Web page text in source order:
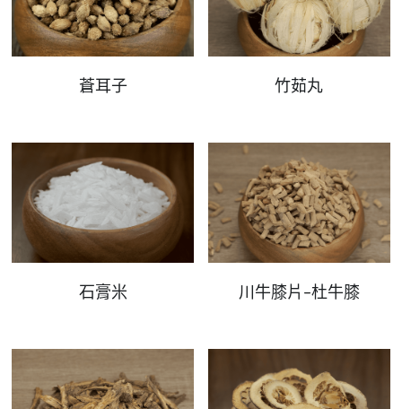
蒼耳子 竹茹丸
石膏米 川牛膝片-杜牛膝